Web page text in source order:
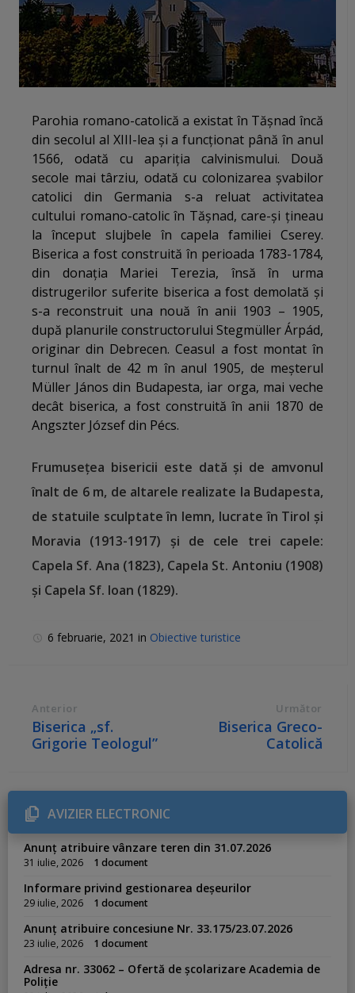
Parohia romano-catolică a existat în Tășnad încă
din secolul al XIII-lea și a funcționat până în anul
1566, odată cu apariția calvinismului. Două
secole mai târziu, odată cu colonizarea şvabilor
catolici din Germania s-a reluat activitatea
cultului romano-catolic în Tășnad, care-și țineau
la început slujbele în capela familiei Cserey.
Biserica a fost construită în perioada 1783-1784,
din donaţia Mariei Terezia, însă în urma
distrugerilor suferite biserica a fost demolată și
s-a reconstruit una nouă în anii 1903 – 1905,
după planurile constructorului Stegmüller Árpád,
originar din Debrecen. Ceasul a fost montat în
turnul înalt de 42 m în anul 1905, de meșterul
Müller János din Budapesta, iar orga, mai veche
decât biserica, a fost construită în anii 1870 de
Angszter József din Pécs.
Frumusețea bisericii este dată și de amvonul
înalt de 6 m, de altarele realizate la Budapesta,
de statuile sculptate în lemn, lucrate în Tirol și
Moravia (1913-1917) și de cele trei capele:
Capela Sf. Ana (1823), Capela St. Antoniu (1908)
și Capela Sf. Ioan (1829).
6 februarie, 2021 in Obiective turistice
Anterior
Biserica „sf.
Grigorie Teologul”
Următor
Biserica Greco-
Catolică
AVIZIER ELECTRONIC
Anunț atribuire vânzare teren din 31.07.2026
31 iulie, 2026 1 document
Informare privind gestionarea deșeurilor
29 iulie, 2026 1 document
Anunț atribuire concesiune Nr. 33.175/23.07.2026
23 iulie, 2026 1 document
Adresa nr. 33062 – Ofertă de școlarizare Academia de
Poliție